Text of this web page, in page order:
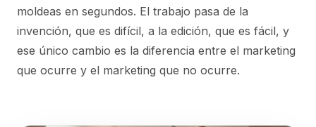
moldeas en segundos. El trabajo pasa de la
invención, que es difícil, a la edición, que es fácil, y
ese único cambio es la diferencia entre el marketing
que ocurre y el marketing que no ocurre.